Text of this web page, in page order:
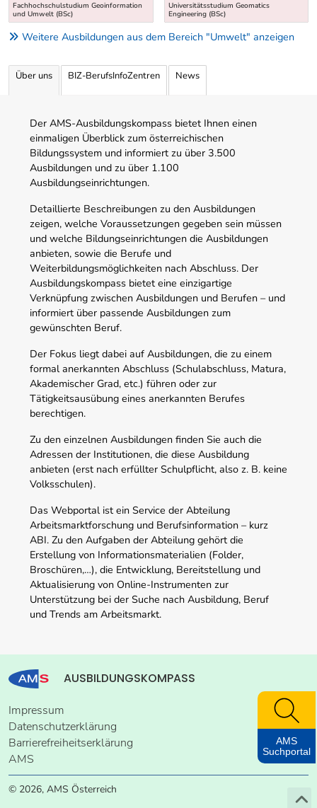
Fachhochschulstudium Geoinformation
und Umwelt (BSc)
Universitätsstudium Geomatics
Engineering (BSc)
Weitere Ausbildungen aus dem Bereich "Umwelt" anzeigen
Über uns BIZ-BerufsInfoZentren News
Der AMS-Ausbildungskompass bietet Ihnen einen
einmaligen Überblick zum österreichischen
Bildungssystem und informiert zu über 3.500
Ausbildungen und zu über 1.100
Ausbildungseinrichtungen.
Detaillierte Beschreibungen zu den Ausbildungen
zeigen, welche Voraussetzungen gegeben sein müssen
und welche Bildungseinrichtungen die Ausbildungen
anbieten, sowie die Berufe und
Weiterbildungsmöglichkeiten nach Abschluss. Der
Ausbildungskompass bietet eine einzigartige
Verknüpfung zwischen Ausbildungen und Berufen – und
informiert über passende Ausbildungen zum
gewünschten Beruf.
Der Fokus liegt dabei auf Ausbildungen, die zu einem
formal anerkannten Abschluss (Schulabschluss, Matura,
Akademischer Grad, etc.) führen oder zur
Tätigkeitsausübung eines anerkannten Berufes
berechtigen.
Zu den einzelnen Ausbildungen finden Sie auch die
Adressen der Institutionen, die diese Ausbildung
anbieten (erst nach erfüllter Schulpflicht, also z. B. keine
Volksschulen).
Das Webportal ist ein Service der Abteilung
Arbeitsmarktforschung und Berufsinformation – kurz
ABI. Zu den Aufgaben der Abteilung gehört die
Erstellung von Informationsmaterialien (Folder,
Broschüren,…), die Entwicklung, Bereitstellung und
Aktualisierung von Online-Instrumenten zur
Unterstützung bei der Suche nach Ausbildung, Beruf
und Trends am Arbeitsmarkt.
AUSBILDUNGSKOMPASS
Impressum
Datenschutzerklärung
Barrierefreiheitserklärung
AMS
© 2026, AMS Österreich
AMS
Suchportal